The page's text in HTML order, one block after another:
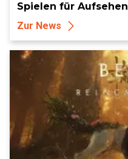
Spielen für Aufsehen
Zur News